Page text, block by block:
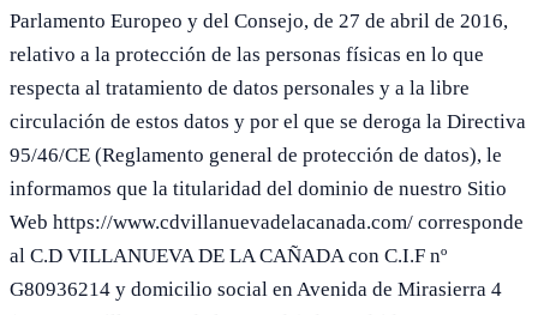
Parlamento Europeo y del Consejo, de 27 de abril de 2016,
relativo a la protección de las personas físicas en lo que
respecta al tratamiento de datos personales y a la libre
circulación de estos datos y por el que se deroga la Directiva
95/46/CE (Reglamento general de protección de datos), le
informamos que la titularidad del dominio de nuestro Sitio
Web https://www.cdvillanuevadelacanada.com/ corresponde
al C.D VILLANUEVA DE LA CAÑADA con C.I.F nº
G80936214 y domicilio social en Avenida de Mirasierra 4